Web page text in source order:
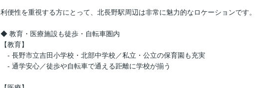
利便性を重視する方にとって、北長野駅周辺は非常に魅力的なロケーションです。
◆ 教育・医療施設も徒歩・自転車圏内
【教育】
- 長野市立吉田小学校・北部中学校／私立・公立の保育園も充実
- 通学安心／徒歩や自転車で通える距離に学校が揃う